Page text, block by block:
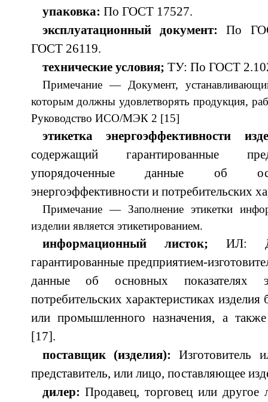
упаковка: По ГОСТ 17527.
эксплуатационный документ: По
ГОСТ 26119.
технические условия; ТУ: По ГОСТ
Примечание — Документ,
которым должны удовлетворять продукция,
Руководство ИСО/МЭК 2 [15]
этикетка энергоэффективности
содержащий гарантированные
упорядоченные данные об
энергоэффективности и потребительских
Примечание — Заполнение этикетки
изделии является этикетированием.
информационный листок; ИЛ:
гарантированные предприятием-
данные об основных показателях
потребительских характеристиках
или промышленного назначения, а
[17].
поставщик (изделия): Изготовитель
представитель, или лицо, поставляющее
дилер: Продавец, торговец или другое